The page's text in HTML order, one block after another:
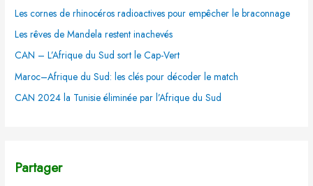
Les cornes de rhinocéros radioactives pour empêcher le braconnage
Les rêves de Mandela restent inachevés
CAN – L’Afrique du Sud sort le Cap-Vert
Maroc–Afrique du Sud: les clés pour décoder le match
CAN 2024 la Tunisie éliminée par l’Afrique du Sud
Partager